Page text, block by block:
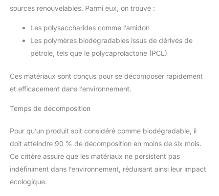
sources renouvelables. Parmi eux, on trouve :
Les polysaccharides comme l’amidon
Les polymères biodégradables issus de dérivés de
pétrole, tels que le polycaprolactone (PCL)
Ces matériaux sont conçus pour se décomposer rapidement
et efficacement dans l’environnement.
Temps de décomposition
Pour qu’un produit soit considéré comme biodégradable, il
doit atteindre 90 % de décomposition en moins de six mois.
Ce critère assure que les matériaux ne persistent pas
indéfiniment dans l’environnement, réduisant ainsi leur impact
écologique.